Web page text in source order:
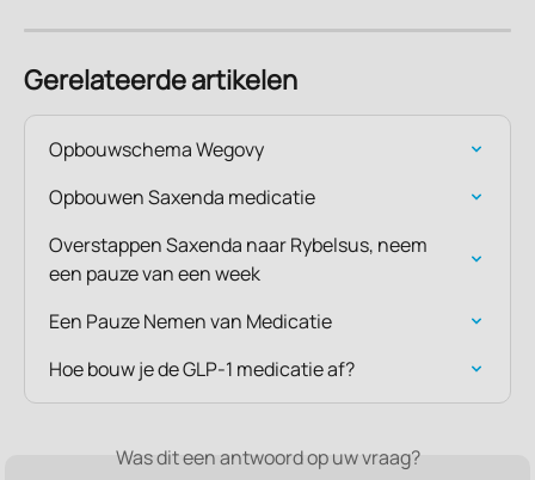
Gerelateerde artikelen
Opbouwschema Wegovy
Opbouwen Saxenda medicatie
Overstappen Saxenda naar Rybelsus, neem
een pauze van een week
Een Pauze Nemen van Medicatie
Hoe bouw je de GLP-1 medicatie af?
Was dit een antwoord op uw vraag?